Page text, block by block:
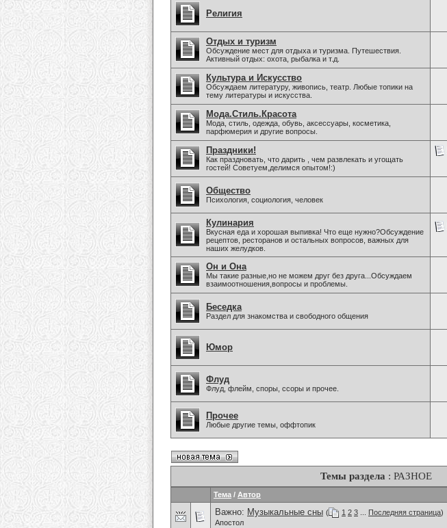
Религия
Отдых и туризм
Обсуждение мест для отдыха и туризма. Путешествия.
Активный отдых: охота, рыбалка и т.д.
Культура и Искусство
Обсуждаем литературу, живопись, театр. Любые топики на
тему литературы и искусства.
Мода.Стиль.Красота
Мода, стиль, одежда, обувь, аксессуары, косметика,
парфюмерия и другие вопросы.
Праздники!
Как праздновать, что дарить , чем развлекать и угощать
гостей! Советуем,делимся опытом!:)
Общество
Психология, социология, человек
Кулинария
Вкусная еда и хорошая выпивка! Что еще нужно?Обсуждение
рецептов, ресторанов и остальных вопросов, важных для
наших желудков.
Он и Она
Мы такие разные,но не можем друг без друга...Обсуждаем
взаимоотношения,вопросы и проблемы.
Беседка
Раздел для знакомства и свободного общения
Юмор
Флуд
Флуд, флейм, споры, ссоры и прочее.
Прочее
Любые другие темы, оффтопик
Темы раздела : РАЗНОЕ
Тема / Автор
Важно: Музыкальные сны ( 1 2 3 Последняя страница)
Апостол